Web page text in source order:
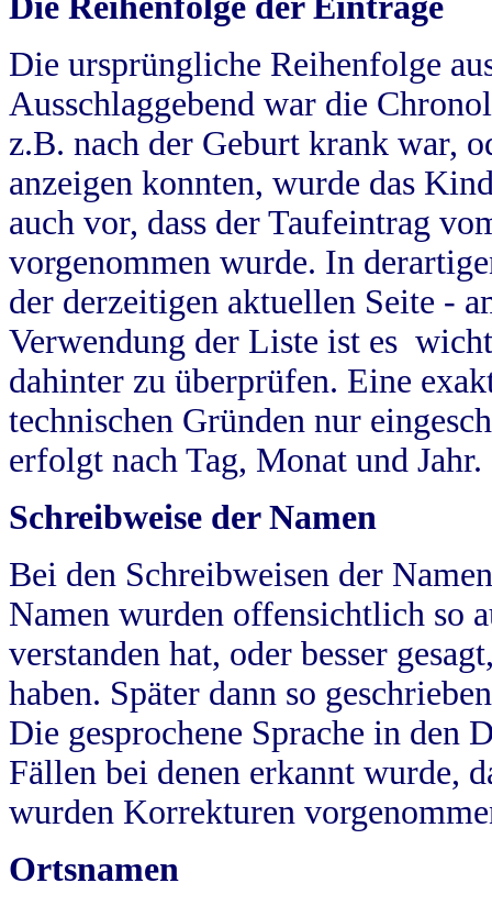
Die ursprüngliche Reihenfolge
Ausschlaggebend war die
z.B. nach der Geburt krank war,
anzeigen konnten, wurde das
auch vor, dass der Taufeintrag
vorgenommen wurde. In
der derzeitigen aktuellen Seite -
Verwendung der Liste ist es
dahinter zu überprüfen. Eine
technischen Gründen nur
erfolgt nach Tag, Monat und Jahr.
Schreibweise der Namen
Bei den Schreibweisen der
Namen wurden offensichtlich so
verstanden hat, oder besser
haben. Später dann so
Die gesprochene Sprache in
Fällen bei denen erkannt wurde,
wurden Korrekturen
Ortsnamen